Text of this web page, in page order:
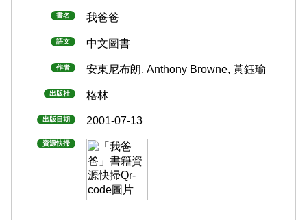
書名 我爸爸
語文 中文圖書
作者 安東尼布朗, Anthony Browne, 黃鈺瑜
出版社 格林
出版日期 2001-07-13
資源快掃